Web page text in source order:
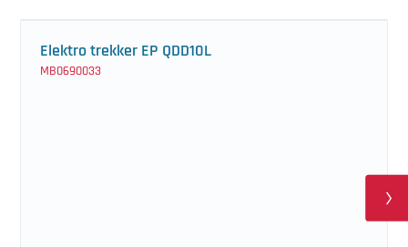
Elektro trekker EP QDD10L
MB0690033